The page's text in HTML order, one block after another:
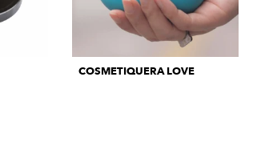
COSMETIQUERA LOVE